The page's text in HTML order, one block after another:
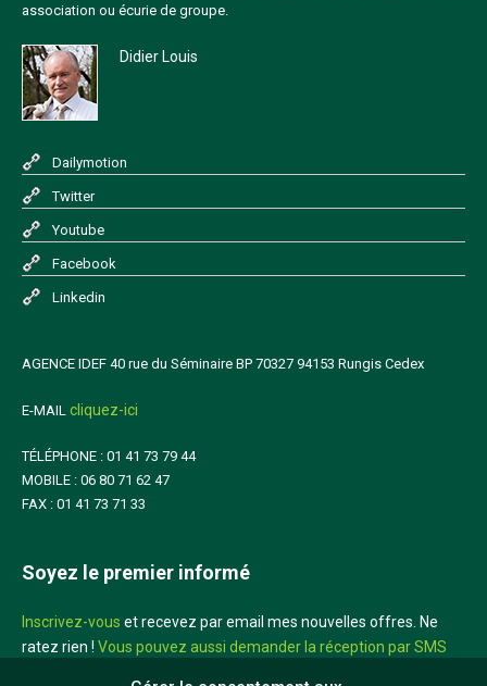
association ou écurie de groupe.
Didier Louis
Dailymotion
Twitter
Youtube
Facebook
Linkedin
AGENCE IDEF 40 rue du Séminaire BP 70327 94153 Rungis Cedex
E-MAIL cliquez-ici
TÉLÉPHONE : 01 41 73 79 44
MOBILE : 06 80 71 62 47
FAX : 01 41 73 71 33
Soyez le premier informé
Inscrivez-vous et recevez par email mes nouvelles offres. Ne
ratez rien ! Vous pouvez aussi demander la réception par SMS